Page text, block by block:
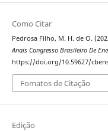
Como Citar
Pedrosa Filho, M. H. de O.
Anais Congresso Brasileiro De
https://doi.org/10.59627/
Fomatos de Citação
Edição